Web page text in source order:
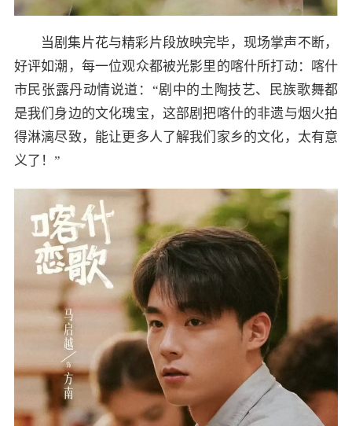
当剧集片花与精彩片段放映完毕，现场掌声不断，
好评如潮，每一位观众都被光影里的喀什所打动：喀什
市民张露丹动情说道：“剧中的土陶技艺、民族歌舞都
是我们身边的文化瑰宝，这部剧把喀什的非遗与烟火拍
得淋漓尽致，能让更多人了解我们家乡的文化，太有意
义了！”